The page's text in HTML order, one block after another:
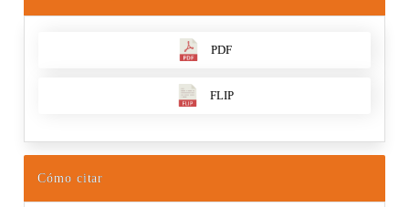
PDF
FLIP
Cómo citar